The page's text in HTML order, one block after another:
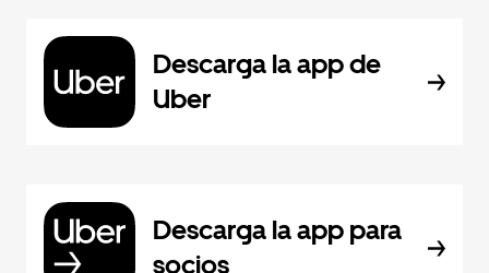
Descarga la app de
Uber
Descarga la app para
socios